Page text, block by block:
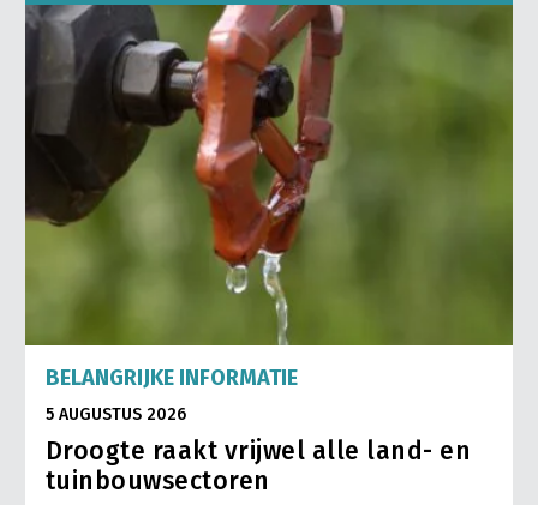
BELANGRIJKE INFORMATIE
5 AUGUSTUS 2026
Droogte raakt vrijwel alle land- en
tuinbouwsectoren